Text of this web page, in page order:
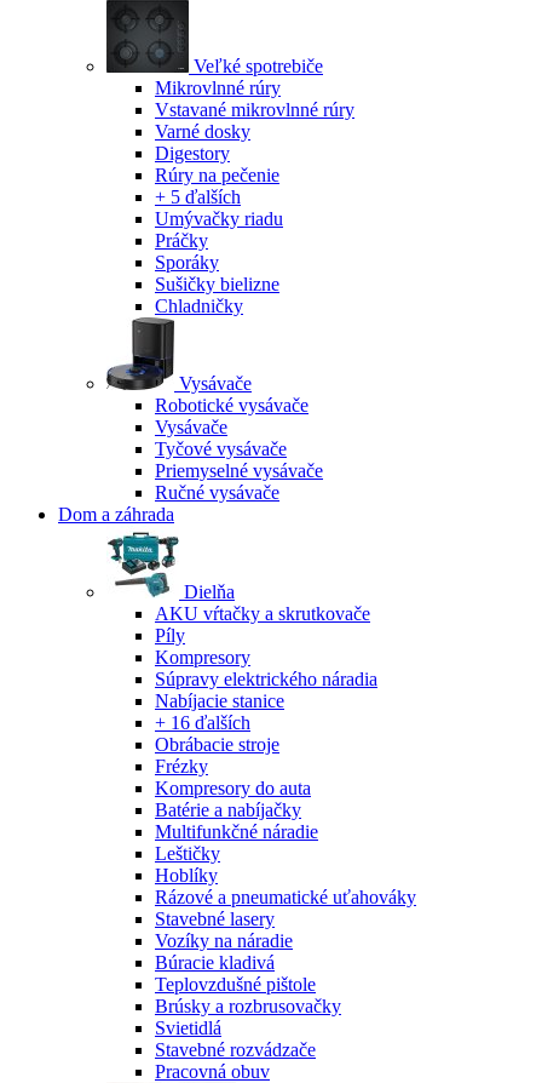
Veľké spotrebiče
Mikrovlnné rúry
Vstavané mikrovlnné rúry
Varné dosky
Digestory
Rúry na pečenie
+ 5 ďalších
Umývačky riadu
Práčky
Sporáky
Sušičky bielizne
Chladničky
Vysávače
Robotické vysávače
Vysávače
Tyčové vysávače
Priemyselné vysávače
Ručné vysávače
Dom a záhrada
Dielňa
AKU vŕtačky a skrutkovače
Píly
Kompresory
Súpravy elektrického náradia
Nabíjacie stanice
+ 16 ďalších
Obrábacie stroje
Frézky
Kompresory do auta
Batérie a nabíjačky
Multifunkčné náradie
Leštičky
Hoblíky
Rázové a pneumatické uťahováky
Stavebné lasery
Vozíky na náradie
Búracie kladivá
Teplovzdušné pištole
Brúsky a rozbrusovačky
Svietidlá
Stavebné rozvádzače
Pracovná obuv